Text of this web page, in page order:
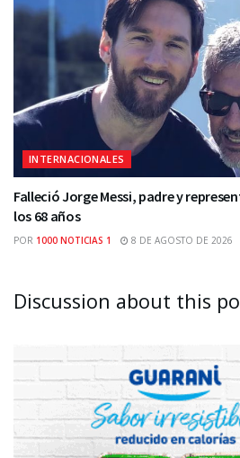
INTERNACIONALES
Falleció Jorge Messi, padre y
los 68 años
POR 1000 NOTICIAS 1 8 DE AGOSTO DE 2026
Discussion about this